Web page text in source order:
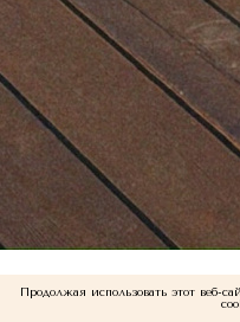
Продолжая использовать этот веб-